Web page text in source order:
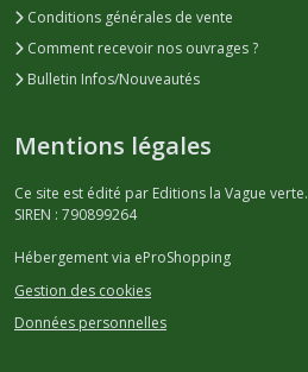
Conditions générales de vente
Comment recevoir nos ouvrages ?
Bulletin Infos/Nouveautés
Mentions légales
Ce site est édité par Editions la Vague verte.
SIREN : 790899264
Hébergement via eProShopping
Gestion des cookies
Données personnelles